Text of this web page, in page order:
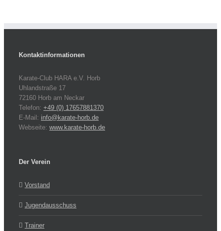
Kontaktinformationen
Karate-Club HARA e.V. Horb
Uhlandstraße 17
72160 Horb am Neckar
Telefon: +49 (0) 17657881370
E-Mail: info@karate-horb.de
Webseite: www.karate-horb.de
Der Verein
Vorstand
Jugendausschuss
Trainer